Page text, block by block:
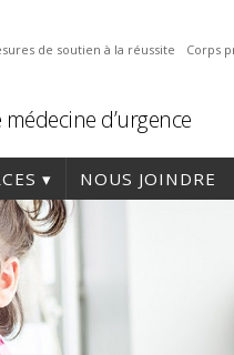
de soutien à la réussite Corps
d’urgence
NOUS JOINDRE